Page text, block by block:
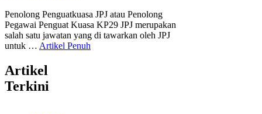
Penolong Penguatkuasa JPJ atau Penolong
Pegawai Penguat Kuasa KP29 JPJ merupakan
salah satu jawatan yang di tawarkan oleh JPJ
untuk … Artikel Penuh
Artikel
Terkini